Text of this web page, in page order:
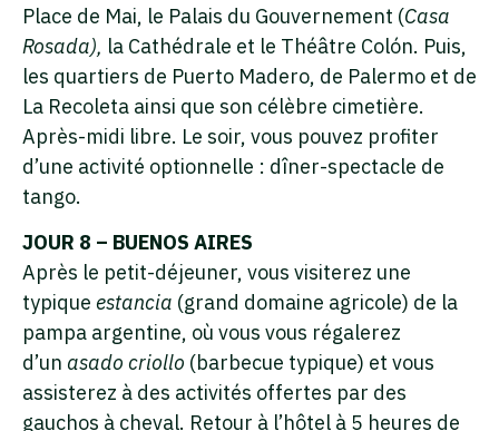
Place de Mai, le Palais du Gouvernement (Casa
Rosada), la Cathédrale et le Théâtre Colón. Puis,
les quartiers de Puerto Madero, de Palermo et de
La Recoleta ainsi que son célèbre cimetière.
Après-midi libre. Le soir, vous pouvez profiter
d’une activité optionnelle : dîner-spectacle de
tango.
JOUR 8 – BUENOS AIRES
Après le petit-déjeuner, vous visiterez une
typique estancia (grand domaine agricole) de la
pampa argentine, où vous vous régalerez
d’un asado criollo (barbecue typique) et vous
assisterez à des activités offertes par des
gauchos à cheval. Retour à l’hôtel à 5 heures de